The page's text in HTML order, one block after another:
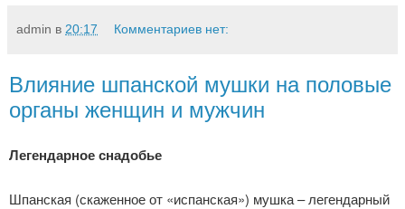
admin в 20:17 Комментариев нет:
Влияние шпанской мушки на половые
органы женщин и мужчин
Легендарное снадобье
Шпанская (скаженное от «испанская») мушка – легендарный